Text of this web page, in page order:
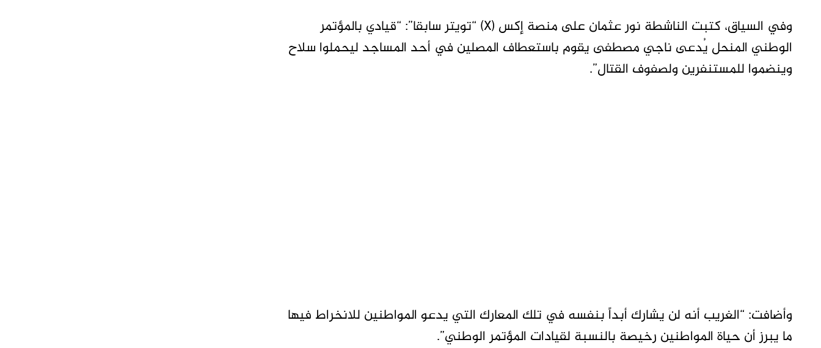
وفي السياق، كتبت الناشطة نور عثمان على منصة إكس (X) “تويتر سابقا”: “قيادي بالمؤتمر
الوطني المنحل يُدعى ناجي مصطفى يقوم باستعطاف المصلين في أحد المساجد ليحملوا سلاح
وينضموا للمستنفرين ولصفوف القتال”.
وأضافت: “الغريب أنه لن يشارك أبداً بنفسه في تلك المعارك التي يدعو المواطنين للانخراط فيها
ما يبرز أن حياة المواطنين رخيصة بالنسبة لقيادات المؤتمر الوطني”.